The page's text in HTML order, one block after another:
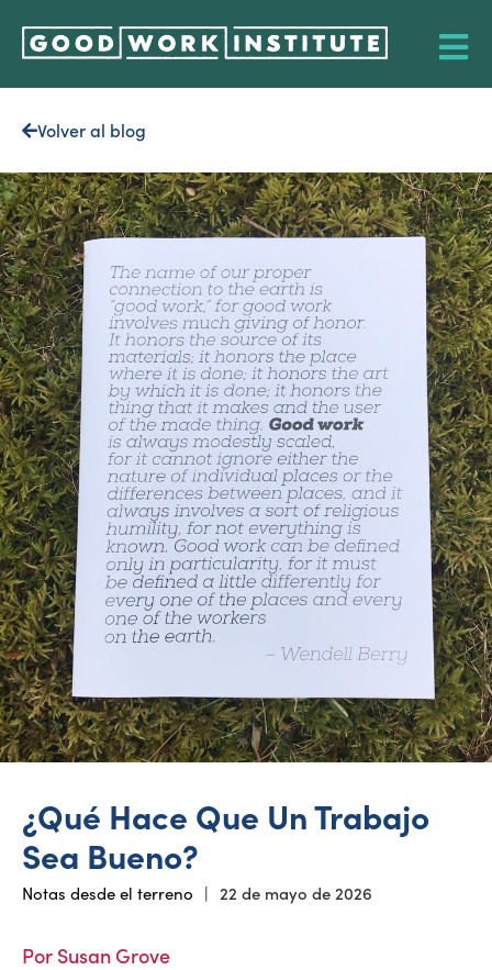
Volver al blog
¿Qué Hace Que Un Trabajo
Sea Bueno?
Notas desde el terreno | 22 de mayo de 2026
Por Susan Grove